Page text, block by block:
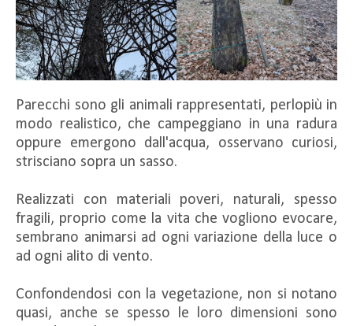
Parecchi sono gli animali rappresentati, perlopiù in
modo realistico, che campeggiano in una radura
oppure emergono dall'acqua, osservano curiosi,
strisciano sopra un sasso.
Realizzati con materiali poveri, naturali, spesso
fragili, proprio come la vita che vogliono evocare,
sembrano animarsi ad ogni variazione della luce o
ad ogni alito di vento.
Confondendosi con la vegetazione, non si notano
quasi, anche se spesso le loro dimensioni sono